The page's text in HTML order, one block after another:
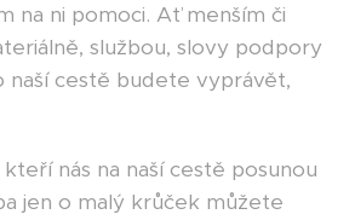
na ni pomoci. Ať menším či
službou, slovy podpory
naší cestě budete vyprávět,
nás na naší cestě posunou
jen o malý krůček můžete